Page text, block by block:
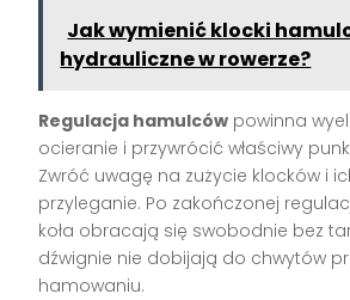
Jak wymienić klocki
hydrauliczne w rowerze?
Regulacja hamulców powinna
ocieranie i przywrócić właściwy
Zwróć uwagę na zużycie klocków i
przyleganie. Po zakończonej
koła obracają się swobodnie bez
dźwignie nie dobija­ją do chwytów
hamowaniu.